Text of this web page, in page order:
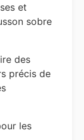
et
sobre
des
précis de
les